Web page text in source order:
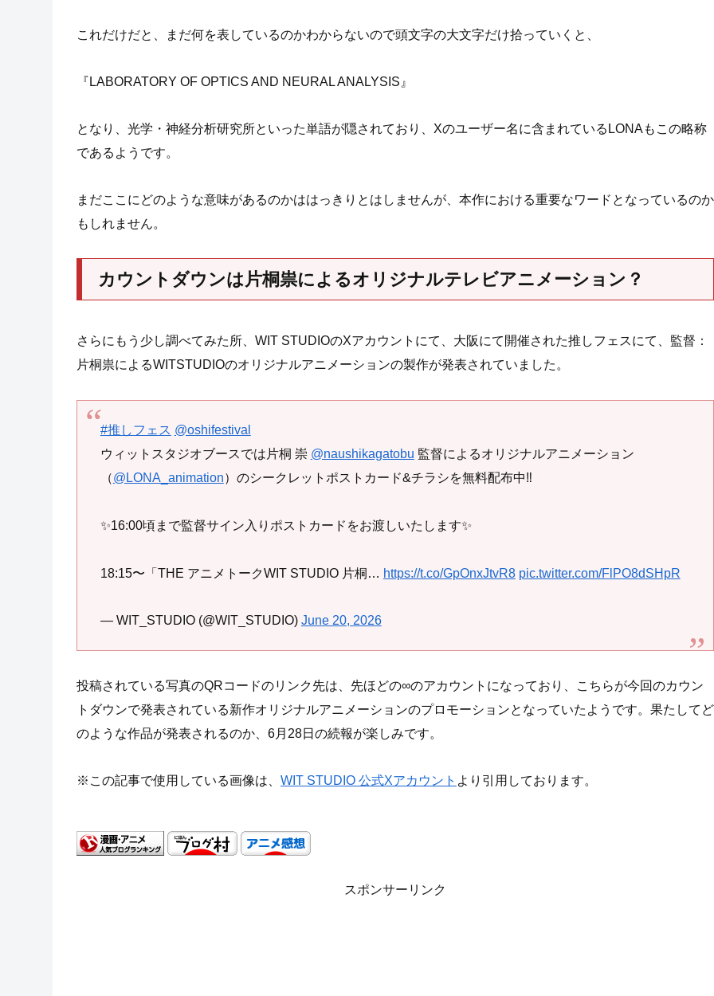
これだけだと、まだ何を表しているのかわからないので頭文字の大文字だけ拾っていくと、
『LABORATORY OF OPTICS AND NEURAL ANALYSIS』
となり、光学・神経分析研究所といった単語が隠されており、Xのユーザー名に含まれているLONAもこの略称
であるようです。
まだここにどのような意味があるのかははっきりとはしませんが、本作における重要なワードとなっているのか
もしれません。
カウントダウンは片桐祟によるオリジナルテレビアニメーション？
さらにもう少し調べてみた所、WIT STUDIOのXアカウントにて、大阪にて開催された推しフェスにて、監督：
片桐祟によるWITSTUDIOのオリジナルアニメーションの製作が発表されていました。
#推しフェス @oshifestival
ウィットスタジオブースでは片桐 崇 @naushikagatobu 監督によるオリジナルアニメーション
（@LONA_animation）のシークレットポストカード&チラシを無料配布中‼️
✨16:00頃まで監督サイン入りポストカードをお渡しいたします✨
18:15〜「THE アニメトークWIT STUDIO 片桐… https://t.co/GpOnxJtvR8 pic.twitter.com/FlPO8dSHpR
— WIT_STUDIO (@WIT_STUDIO) June 20, 2026
投稿されている写真のQRコードのリンク先は、先ほどの∞のアカウントになっており、こちらが今回のカウン
トダウンで発表されている新作オリジナルアニメーションのプロモーションとなっていたようです。果たしてど
のような作品が発表されるのか、6月28日の続報が楽しみです。
※この記事で使用している画像は、 WIT STUDIO 公式Xアカウント より引用しております。
スポンサーリンク